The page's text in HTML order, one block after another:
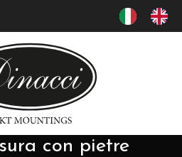
con pietre